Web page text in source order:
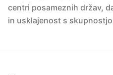
centri posameznih držav,
in usklajenost s